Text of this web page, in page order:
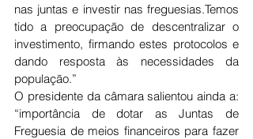
nas juntas e investir nas freguesias.Temos
tido a preocupação de descentralizar o
investimento, firmando estes protocolos e
dando resposta às necessidades da
população.”
O presidente da câmara salientou ainda a:
“importância de dotar as Juntas de
Freguesia de meios financeiros para fazer